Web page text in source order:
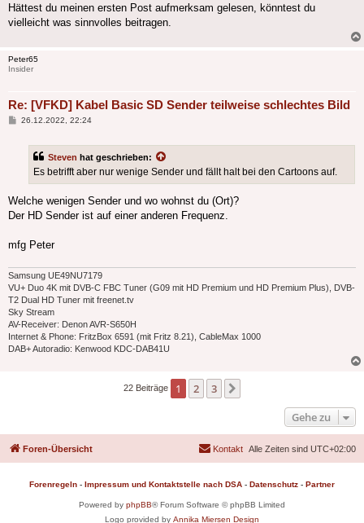
Hättest du meinen ersten Post aufmerksam gelesen, könntest du
vielleicht was sinnvolles beitragen.
Peter65
Insider
Re: [VFKD] Kabel Basic SD Sender teilweise schlechtes Bild
Beitrag
26.12.2022, 22:24
Steven hat geschrieben:
Es betrifft aber nur wenige Sender und fällt halt bei den Cartoons auf.
Welche wenigen Sender und wo wohnst du (Ort)?
Der HD Sender ist auf einer anderen Frequenz.
mfg Peter
Samsung UE49NU7179
VU+ Duo 4K mit DVB-C FBC Tuner (G09 mit HD Premium und HD Premium Plus), DVB-
T2 Dual HD Tuner mit freenet.tv
Sky Stream
AV-Receiver: Denon AVR-S650H
Internet & Phone: FritzBox 6591 (mit Fritz 8.21), CableMax 1000
DAB+ Autoradio: Kenwood KDC-DAB41U
22 Beiträge 1 2 3
Gehe zu
Foren-Übersicht Alle Zeiten sind UTC+02:00
Kontakt
Forenregeln - Impressum und Kontaktstelle nach DSA - Datenschutz - Partner
Powered by phpBB® Forum Software © phpBB Limited
Logo provided by Annika Miersen Design